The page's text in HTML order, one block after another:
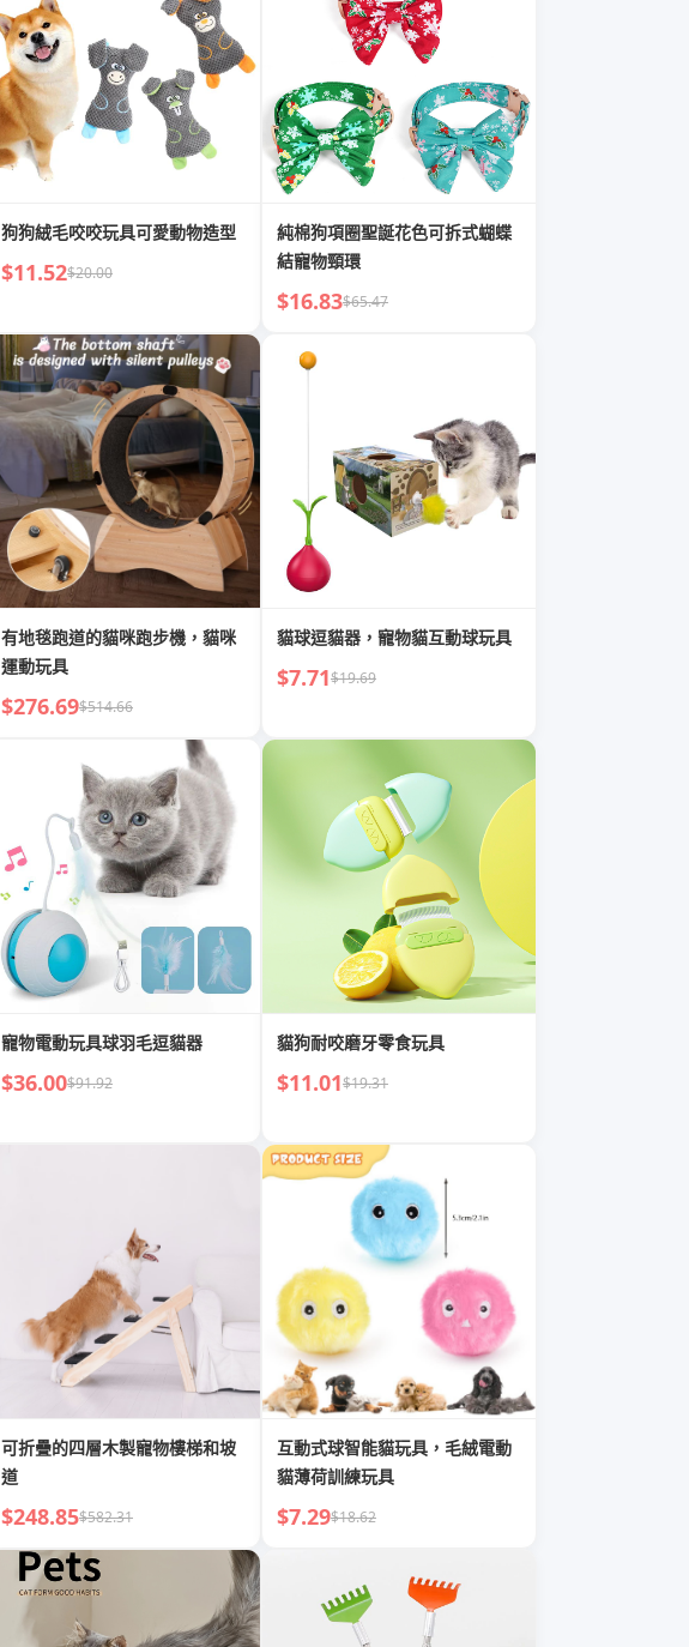
狗狗絨毛咬咬玩具可愛動物造型
$11.52$20.00
純棉狗項圈聖誕花色可拆式蝴蝶
結寵物頸環
$16.83$65.47
有地毯跑道的貓咪跑步機，貓咪
運動玩具
$276.69$514.66
貓球逗貓器，寵物貓互動球玩具
$7.71$19.69
寵物電動玩具球羽毛逗貓器
$36.00$91.92
貓狗耐咬磨牙零食玩具
$11.01$19.31
可折疊的四層木製寵物樓梯和坡
道
$248.85$582.31
互動式球智能貓玩具，毛絨電動
貓薄荷訓練玩具
$7.29$18.62